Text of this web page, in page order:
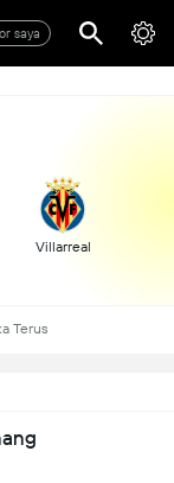
saya
Villarreal
Terus